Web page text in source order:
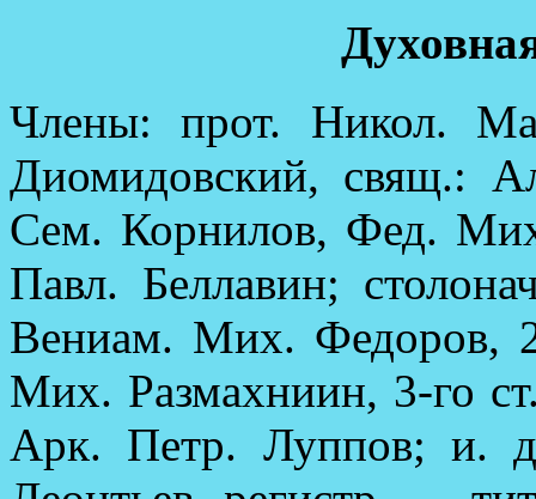
Члены: прот. Никол.
Диомидовский, свящ.:
Сем. Корнилов, Фед.
Павл. Беллавин;
Вениам. Мих. Федоров,
Мих. Размахниин, 3-го
Арк. Петр. Луппов; и.